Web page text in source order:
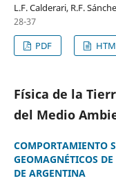
L.F. Calderari, R.F.
28-37
PDF
Física de la
del Medio
COMPORTAMIENTO
GEOMAGNÉTICOS
DE ARGENTINA